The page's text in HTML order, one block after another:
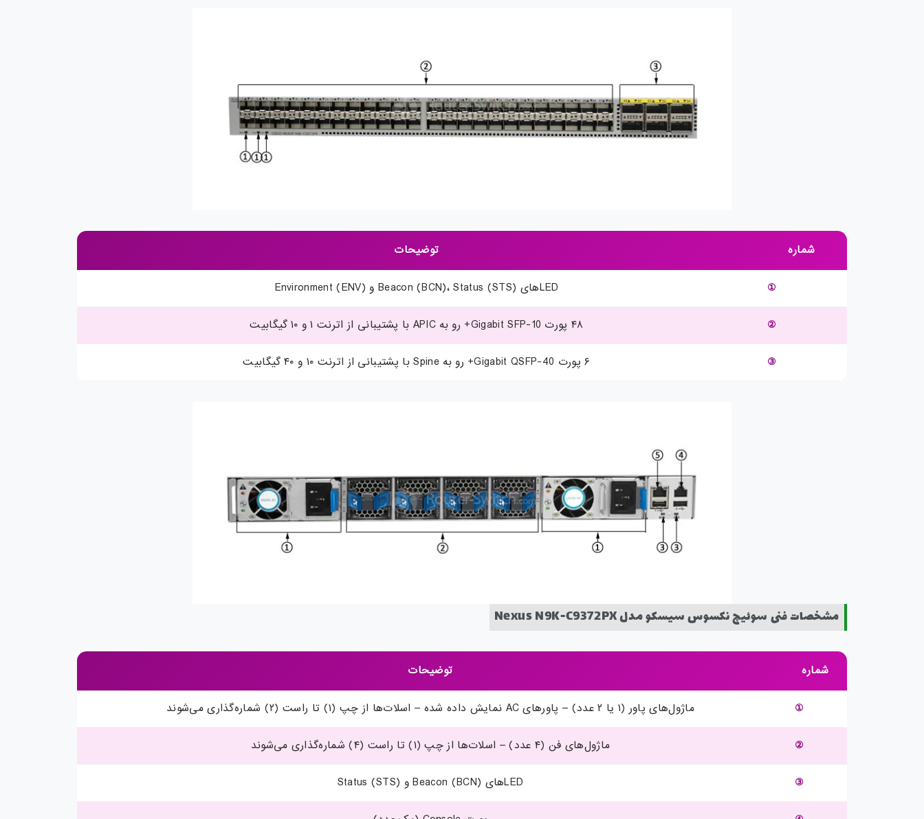
شماره توضیحات
① LEDهای Beacon (BCN)، Status (STS) و Environment (ENV)
② ۴۸ پورت 10-Gigabit SFP+ رو به APIC با پشتیبانی از اترنت ۱ و ۱۰ گیگابیت
③ ۶ پورت 40-Gigabit QSFP+ رو به Spine با پشتیبانی از اترنت ۱۰ و ۴۰ گیگابیت
مشخصات فنی سوئیچ نکسوس سیسکو مدل Nexus N9K-C9372PX
شماره توضیحات
① ماژول‌های پاور (۱ یا ۲ عدد) – پاورهای AC نمایش داده شده – اسلات‌ها از چپ (۱) تا راست (۲) شماره‌گذاری می‌شوند
② ماژول‌های فن (۴ عدد) – اسلات‌ها از چپ (۱) تا راست (۴) شماره‌گذاری می‌شوند
③ LEDهای Beacon (BCN) و Status (STS)